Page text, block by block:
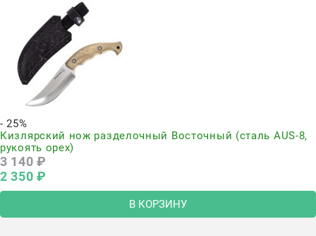
- 25%
Кизлярский нож разделочный Восточный (сталь AUS-8,
рукоять орех)
3 140 ₽
2 350 ₽
В КОРЗИНУ